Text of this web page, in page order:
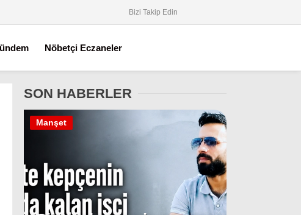
Bizi Takip Edin
Nöbetçi Eczaneler
SON HABERLER
Manşet